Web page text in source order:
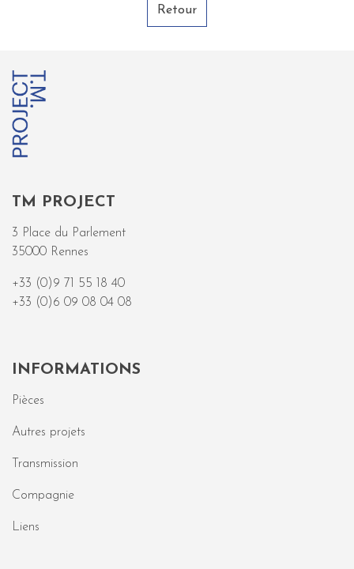
Retour
TM PROJECT
3 Place du Parlement
35000 Rennes
+33 (0)9 71 55 18 40
+33 (0)6 09 08 04 08
INFORMATIONS
Pièces
Autres projets
Transmission
Compagnie
Liens